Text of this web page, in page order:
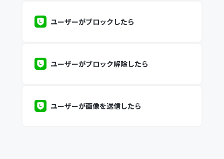
ユーザーがブロックしたら
ユーザーがブロック解除したら
ユーザーが画像を送信したら